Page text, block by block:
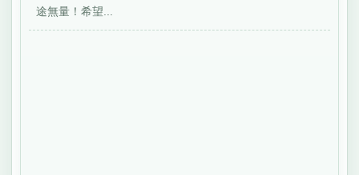
途無量！希望...